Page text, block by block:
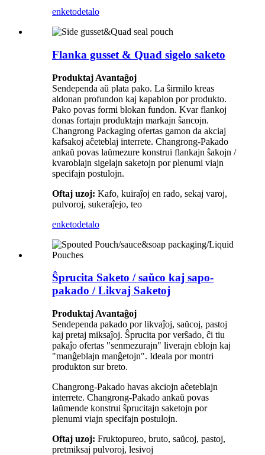
enketodetalo
Flanka gusset & Quad sigelo saketo
Produktaj Avantaĝoj
Sendependa aŭ plata pako. La ŝirmilo kreas
aldonan profundon kaj kapablon por produkto.
Pako povas formi blokan fundon. Kvar flankoj
donas fortajn produktajn markajn ŝancojn.
Changrong Packaging ofertas gamon da akciaj
kafsakoj aĉeteblaj interrete. Changrong-Pakado
ankaŭ povas laŭmezure konstrui flankajn ŝakojn /
kvaroblajn sigelajn saketojn por plenumi viajn
specifajn postulojn.
Oftaj uzoj: Kafo, kuiraĵoj en rado, sekaj varoj,
pulvoroj, sukeraĵejo, teo
enketodetalo
Ŝprucita Saketo / saŭco kaj sapo-
pakado / Likvaj Saketoj
Produktaj Avantaĝoj
Sendependa pakado por likvaĵoj, saŭcoj, pastoj
kaj pretaj miksaĵoj. Ŝprucita por verŝado, ĉi tiu
pakaĵo ofertas "senmezurajn" liverajn eblojn kaj
"manĝeblajn manĝetojn". Ideala por montri
produkton sur breto.
Changrong-Pakado havas akciojn aĉeteblajn
interrete. Changrong-Pakado ankaŭ povas
laŭmende konstrui ŝprucitajn saketojn por
plenumi viajn specifajn postulojn.
Oftaj uzoj: Fruktopureo, bruto, saŭcoj, pastoj,
pretmiksaj pulvoroj, lesivoj